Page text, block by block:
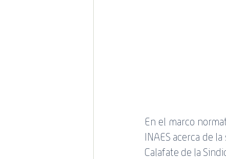
En el marco
INAES acerca de
Calafate de la